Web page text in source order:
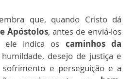
que, quando Cristo dá
Apóstolos, antes de enviá-los
ele indica os caminhos da
desejo de justiça e
sofrimento e perseguição e a